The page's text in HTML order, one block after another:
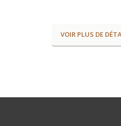
VOIR PLUS DE